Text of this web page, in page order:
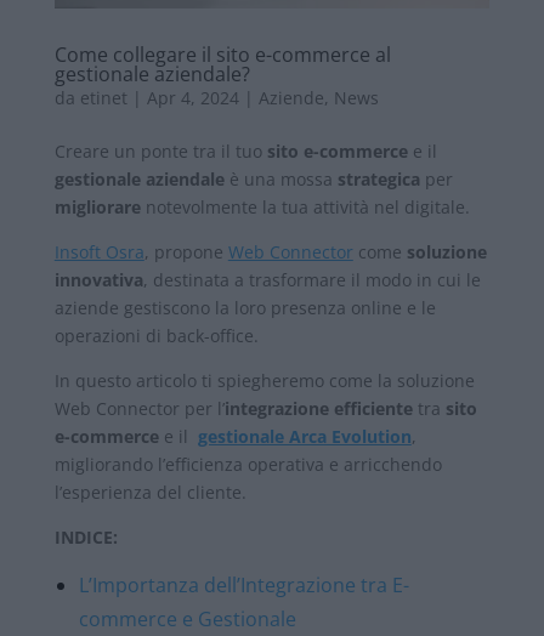
Come collegare il sito e-commerce al
gestionale aziendale?
da etinet | Apr 4, 2024| Aziende, News
Creare un ponte tra il tuo sito e-commercee il
gestionale aziendaleè una mossa strategica per
migliorarenotevolmente la tua attività nel digitale.
Insoft Osra, propone Web Connector come soluzione
innovativa, destinata a trasformare il modo in cui le
aziende gestiscono la loro presenza online e le
operazioni di back-office.
In questo articolo ti spiegheremo come la soluzione
Web Connector per l’integrazione efficientetra sito
e-commercee il gestionale Arca Evolution,
migliorando l’efficienza operativa e arricchendo
l’esperienza del cliente.
INDICE:
L’Importanza dell’Integrazione tra E-
commerce e Gestionale